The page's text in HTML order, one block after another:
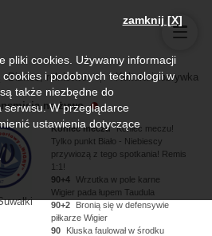
Biznes, rolnictwo Kultura i rozrywka
na żywo
Koniec meczu Koniec meczu!
Tylko punkt Biało - Niebiescy
przywiozą z tego spotkania! Remis
1:1!
90+4
Wrzutka w pole karne
Wigier pada łupem Taudula
90+2
Bronią się w defensywie
piłkarze Wigier
90
Kluska faulował w środku
zamknij [X]
pliki cookies. Używamy informacji
i podobnych technologii w
także niezbędne do
serwisu. W przeglądarce
ustawienia dotyczące